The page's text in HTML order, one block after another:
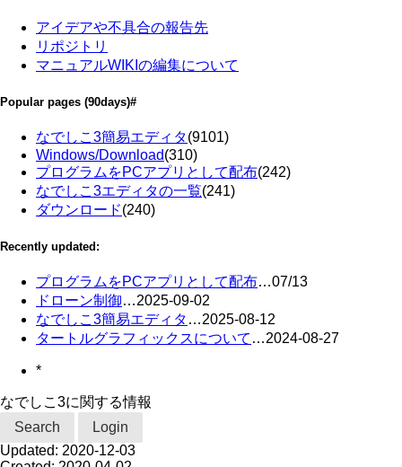
アイデアや不具合の報告先
リポジトリ
マニュアルWIKIの編集について
Popular pages (90days)#
なでしこ3簡易エディタ(9101)
Windows/Download(310)
プログラムをPCアプリとして配布(242)
なでしこ3エディタの一覧(241)
ダウンロード(240)
Recently updated:
プログラムをPCアプリとして配布…07/13
ドローン制御…2025-09-02
なでしこ3簡易エディタ …2025-08-12
タートルグラフィックスについて …2024-08-27
*
なでしこ3に関する情報
Search
Login
Updated: 2020-12-03